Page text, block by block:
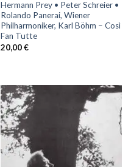
Hermann Prey • Peter Schreier •
Rolando Panerai, Wiener
Philharmoniker, Karl Böhm ‎– Così
Fan Tutte
20,00€